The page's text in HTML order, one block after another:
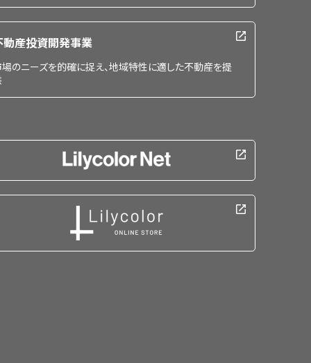
動産投資開発事業
のニーズを的確に捉え、地域特性に適した不動産を提